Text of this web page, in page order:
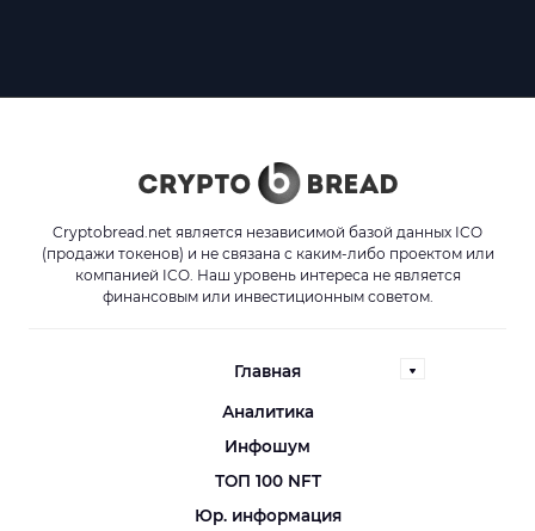
Cryptobread.net является независимой базой данных ICO
(продажи токенов) и не связана с каким-либо проектом или
компанией ICO. Наш уровень интереса не является
финансовым или инвестиционным советом.
Главная
Аналитика
Инфошум
ТОП 100 NFT
Юр. информация